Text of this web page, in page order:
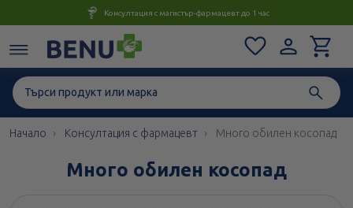
Консултация с магистър-фармацевт до 1 час
Начало Консултация с фармацевт Много обилен косопад
Много обилен косопад